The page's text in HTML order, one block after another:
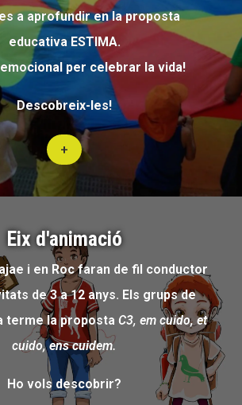
a aprofundir en la proposta
educativa ESTIMA.
per celebrar la vida!
Descobreix-les!
+
Eix d'animació
i en Roc faran de fil conductor
de 3 a 12 anys. Els grups de
terme la proposta C3, em cuido, et
cuido, ens cuidem.
Ho vols descobrir?